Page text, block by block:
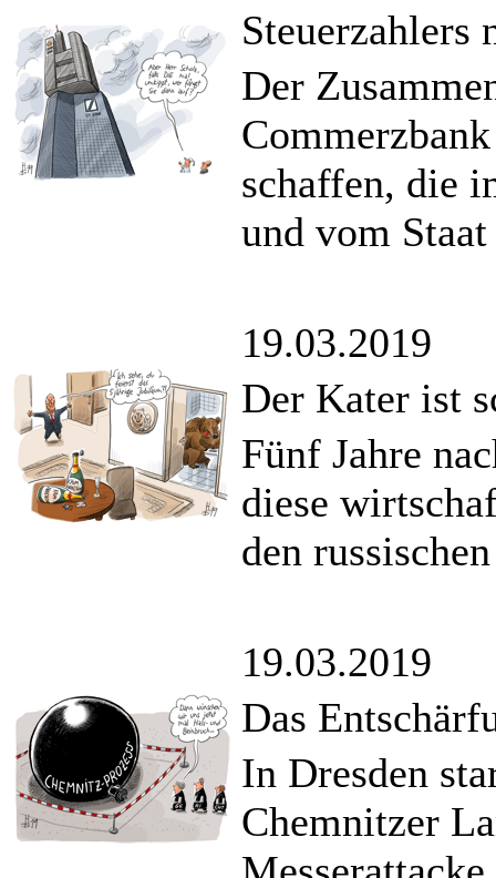
Steuerzahlers
Der
schaffen, die
und vom
19.03.2019
Der Kater ist
Fünf Jahre
diese
den
19.03.2019
Das
In Dresden
Chemnitzer